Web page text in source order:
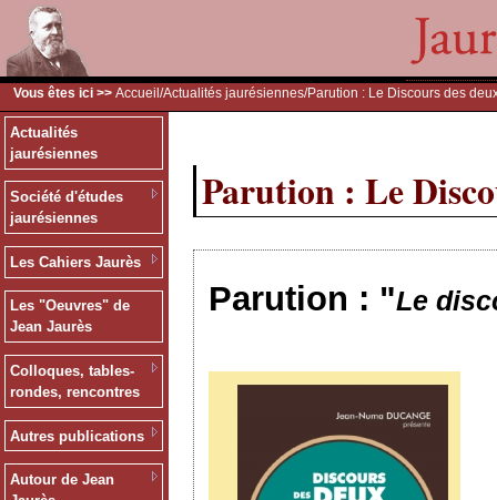
Vous êtes ici >> Accueil /Actualités jaurésiennes/Parution : Le Discours des
Actualités
jaurésiennes
Société d'études
jaurésiennes
Les Cahiers Jaurès
Les "Oeuvres" de
Jean Jaurès
Colloques, tables-
rondes, rencontres
Autres publications
Autour de Jean
Parution : Le
Parution : "Le